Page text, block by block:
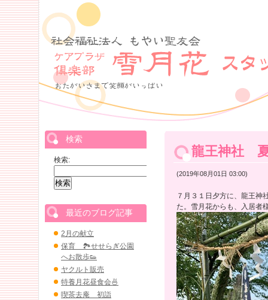
龍王神社
(2019年08月01日 03:00)
７月３１日夕方に、龍王神
た。雪月花からも、入居者
検索
検索:
最近のブログ記事
2月の献立
保育 🏞せせらぎ公園
へお散歩👟
ヤクルト販売
特養月花昼食会🍜
喫茶去庵 初詣